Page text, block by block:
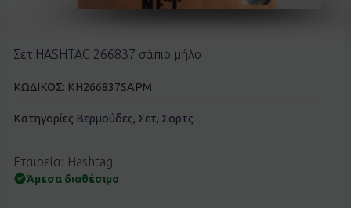
Σετ HASHTAG 266837 σάπιο μήλο
ΚΩΔΙΚΟΣ: KH266837SAPM
Κατηγορίες Βερμούδες, Σετ, Σορτς
Εταιρεία: Hashtag
Άμεσα διαθέσιμο